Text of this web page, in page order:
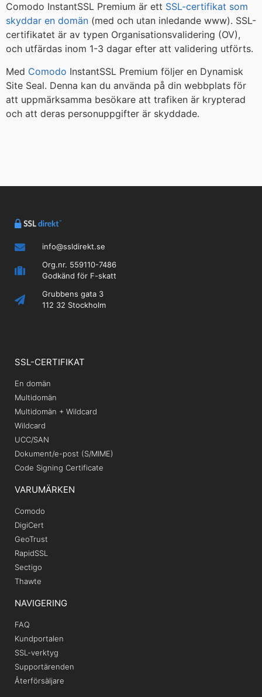
Comodo InstantSSL Premium är ett SSL-certifikat som
skyddar en domän (med och utan inledande www). SSL-
certifikatet är av typen Organisationsvalidering (OV),
och utfärdas inom 1-3 dagar efter att validering utförts.
Med Comodo InstantSSL Premium följer en Dynamisk
Site Seal. Denna kan du använda på din webbplats för
att uppmärksamma besökare att trafiken är krypterad
och att deras personuppgifter är skyddade.
info@ssldirekt.se
Org.nr. 559110-7486
Godkänd för F-skatt
Grubbens gata 3
112 32 Stockholm
SSL-CERTIFIKAT
En domän
Multidomän
Multidomän + Wildcard
Wildcard
UCC/SAN
Dokument/e-post (S/MIME)
Code Signing Certificate
VARUMÄRKEN
Comodo
DigiCert
GeoTrust
RapidSSL
Sectigo
Thawte
NAVIGERING
FAQ
Kundportalen
SSL-verktyg
Supportärenden
Återförsäljare